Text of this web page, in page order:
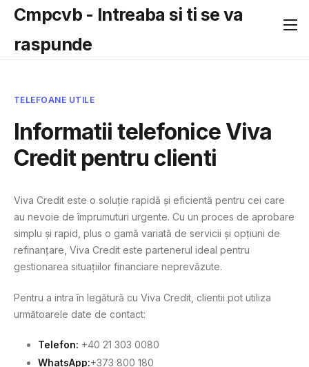
Cmpcvb - Intreaba si ti se va
raspunde
TELEFOANE UTILE
Informatii telefonice Viva
Credit pentru clienti
Viva Credit este o soluție rapidă și eficientă pentru cei care
au nevoie de împrumuturi urgente. Cu un proces de aprobare
simplu și rapid, plus o gamă variată de servicii și opțiuni de
refinanțare, Viva Credit este partenerul ideal pentru
gestionarea situațiilor financiare neprevăzute.
Pentru a intra în legătură cu Viva Credit, clientii pot utiliza
următoarele date de contact:
Telefon: +40 21 303 0080
WhatsApp:+373 800 180